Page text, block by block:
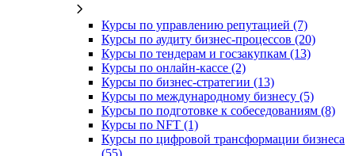
Курсы по управлению репутацией (7)
Курсы по аудиту бизнес-процессов (20)
Курсы по тендерам и госзакупкам (13)
Курсы по онлайн-кассе (2)
Курсы по бизнес-стратегии (13)
Курсы по международному бизнесу (5)
Курсы по подготовке к собеседованиям (8)
Курсы по NFT (1)
Курсы по цифровой трансформации бизнеса